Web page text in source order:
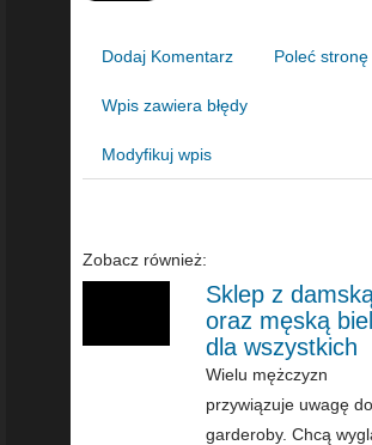
Dodaj Komentarz Poleć stronę
Wpis zawiera błędy
Modyfikuj wpis
Zobacz również:
Sklep z
oraz męską
dla wszystkich
Wielu mężczyzn
przywiązuje uwagę do
garderoby. Chcą